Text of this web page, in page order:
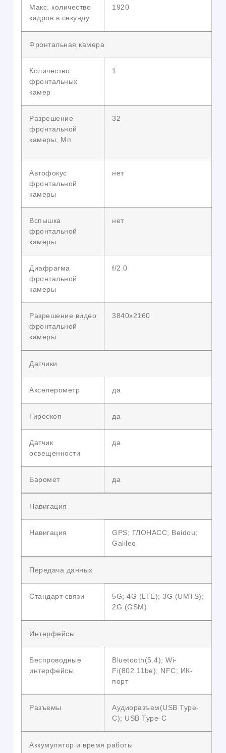
Макс. количество
кадров в секунду
1920
Фронтальная камера
Количество
фронтальных
камер
1
Разрешение
фронтальной
камеры, Мп
32
Автофокус
фронтальной
камеры
нет
Вспышка
фронтальной
камеры
нет
Диафрагма
фронтальной
камеры
f/2.0
Разрешение видео
фронтальной
камеры
3840х2160
Датчики
Акселерометр да
Гироскоп да
Датчик
освещенности
да
Баромет да
Навигация
Навигация
GPS; ГЛОНАСС; Beidou;
Galileo
Передача данных
Стандарт связи
5G; 4G (LTE); 3G (UMTS);
2G (GSM)
Интерфейсы
Беспроводные
интерфейсы
Bluetooth(5.4); Wi-
Fi(802.11be); NFC; ИК-
порт
Разъемы
Аудиоразъем(USB Type-
C); USB Type-C
Аккумулятор и время работы